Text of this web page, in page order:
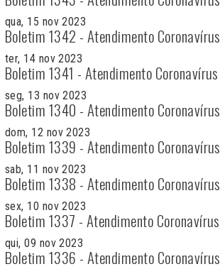
qua, 15 nov 2023
Boletim 1342 - Atendimento Coronavírus
ter, 14 nov 2023
Boletim 1341 - Atendimento Coronavírus
seg, 13 nov 2023
Boletim 1340 - Atendimento Coronavírus
dom, 12 nov 2023
Boletim 1339 - Atendimento Coronavírus
sab, 11 nov 2023
Boletim 1338 - Atendimento Coronavírus
sex, 10 nov 2023
Boletim 1337 - Atendimento Coronavírus
qui, 09 nov 2023
Boletim 1336 - Atendimento Coronavírus